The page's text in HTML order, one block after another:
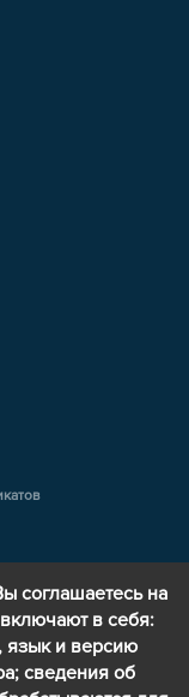
соглашаетесь на
в себя:
язык и версию
сведения об